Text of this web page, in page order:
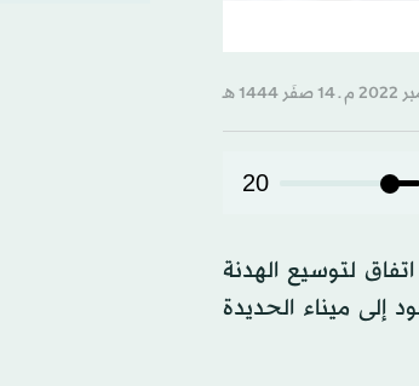
20
لتوسيع الهدنة
إلى ميناء الحديدة